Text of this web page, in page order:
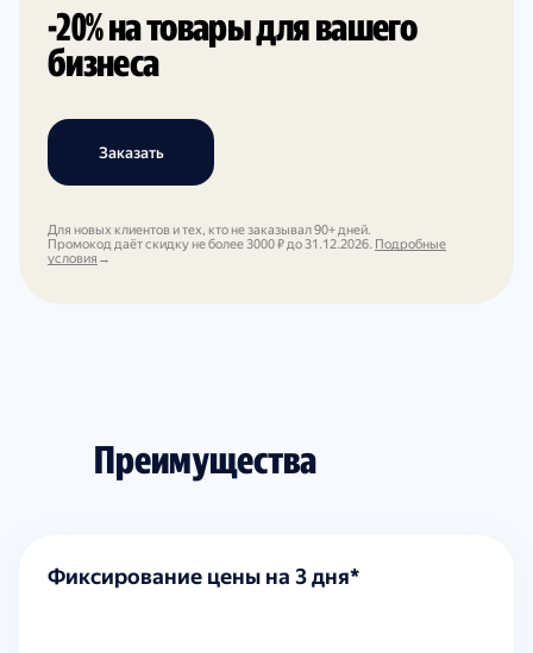
-20% на товары для вашего
бизнеса
Заказать
Для новых клиентов и тех, кто не заказывал 90+ дней.
Промокод даёт скидку не более 3000 ₽ до 31.12.2026. Подробные
условия →
Преимущества
Фиксирование цены на 3 дня*